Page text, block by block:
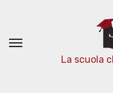
contenuto
La scuola